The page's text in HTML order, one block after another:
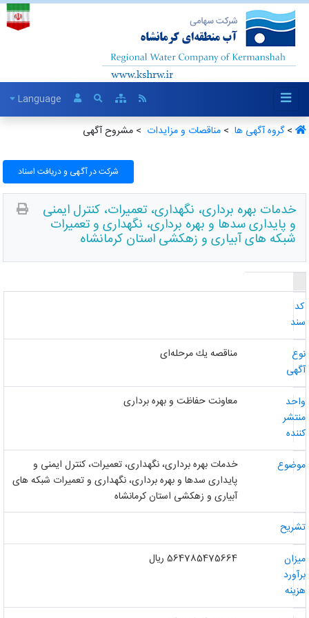
Language
>گروه آگهی ها ‏>مناقصات و مزایدات ‏> مشروح آگهی
شرکت در آگهی و دریافت اسناد
خدمات بهره برداری، نگهداری، تعمیرات، کنترل ایمنی
و پایداری سدها و بهره برداری، نگهداری و تعمیرات
شبکه های آبیاری و زهکشی استان کرمانشاه
مناقصه یك مرحله‌ای
معاونت حفاظت و بهره برداری
خدمات بهره برداری، نگهداری، تعمیرات، کنترل ایمنی و
پایداری سدها و بهره برداری، نگهداری و تعمیرات شبکه های
آبیاری و زهکشی استان کرمانشاه
564785475664 ریال